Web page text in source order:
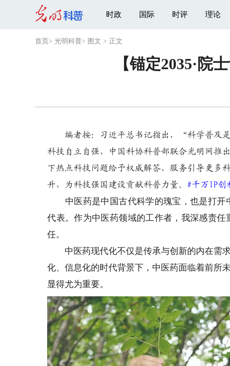
时政 国际 时评 理论
首页 > 光明科普> 图文 > 正文
【锚定2035·
编者按：习近平总书记指出，“科学普及
科技自立自强，中国科协科普部联合光明网
下热点科技问题给予权威解答，服务引导更多
升，为科技强国建设贡献科普力量。 #千万IP创
中医药是中国古代科学的瑰宝，也是打开
代表。作为中医药领域的工作者，我深感责
任。
中医药现代化不仅是传承与创新的内在需
化、信息化的时代背景下，中医药面临着前所
显得尤为重要。